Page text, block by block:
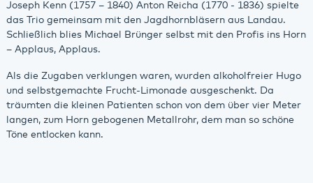
Joseph Kenn (1757 – 1840) Anton Reicha (1770 - 1836) spielte
das Trio gemeinsam mit den Jagdhornbläsern aus Landau.
Schließlich blies Michael Brünger selbst mit den Profis ins Horn
– Applaus, Applaus.
Als die Zugaben verklungen waren, wurden alkoholfreier Hugo
und selbstgemachte Frucht-Limonade ausgeschenkt. Da
träumten die kleinen Patienten schon von dem über vier Meter
langen, zum Horn gebogenen Metallrohr, dem man so schöne
Töne entlocken kann.